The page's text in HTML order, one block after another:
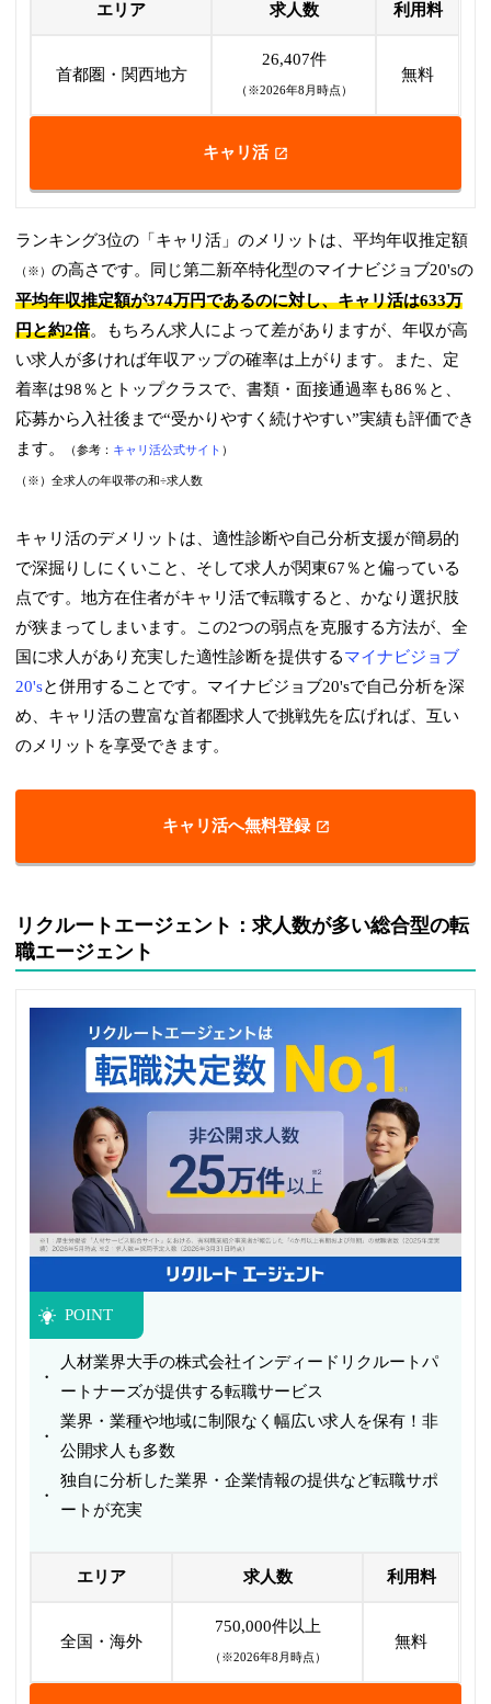
エリア 求人数 利用料
首都圏・関西地方
26,407件
（※2026年8月時点）
無料
キャリ活
ランキング3位の「キャリ活」のメリットは、平均年収推定額
（※）の高さです。同じ第二新卒特化型のマイナビジョブ20'sの
平均年収推定額が374万円であるのに対し、キャリ活は633万
円と約2倍。もちろん求人によって差がありますが、年収が高
い求人が多ければ年収アップの確率は上がります。また、定
着率は98％とトップクラスで、書類・面接通過率も86％と、
応募から入社後まで“受かりやすく続けやすい”実績も評価でき
ます。
（参考： キャリ活公式サイト ）
（※）全求人の年収帯の和÷求人数
キャリ活のデメリットは、適性診断や自己分析支援が簡易的
で深掘りしにくいこと、そして求人が関東67％と偏っている
点です。地方在住者がキャリ活で転職すると、かなり選択肢
が狭まってしまいます。この2つの弱点を克服する方法が、全
国に求人があり充実した適性診断を提供するマイナビジョブ
20'sと併用することです。マイナビジョブ20'sで自己分析を深
め、キャリ活の豊富な首都圏求人で挑戦先を広げれば、互い
のメリットを享受できます。
キャリ活へ無料登録
リクルートエージェント：求人数が多い総合型の転
職エージェント
POINT
人材業界大手の株式会社インディードリクルートパ
ートナーズが提供する転職サービス
業界・業種や地域に制限なく幅広い求人を保有！非
公開求人も多数
独自に分析した業界・企業情報の提供など転職サポ
ートが充実
エリア 求人数 利用料
全国・海外
750,000件以上
（※2026年8月時点）
無料